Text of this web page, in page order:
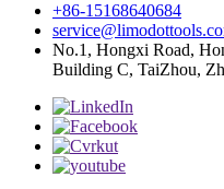
+86-15168640684
No.1, Hongxi Road,
Building C, TaiZhou,